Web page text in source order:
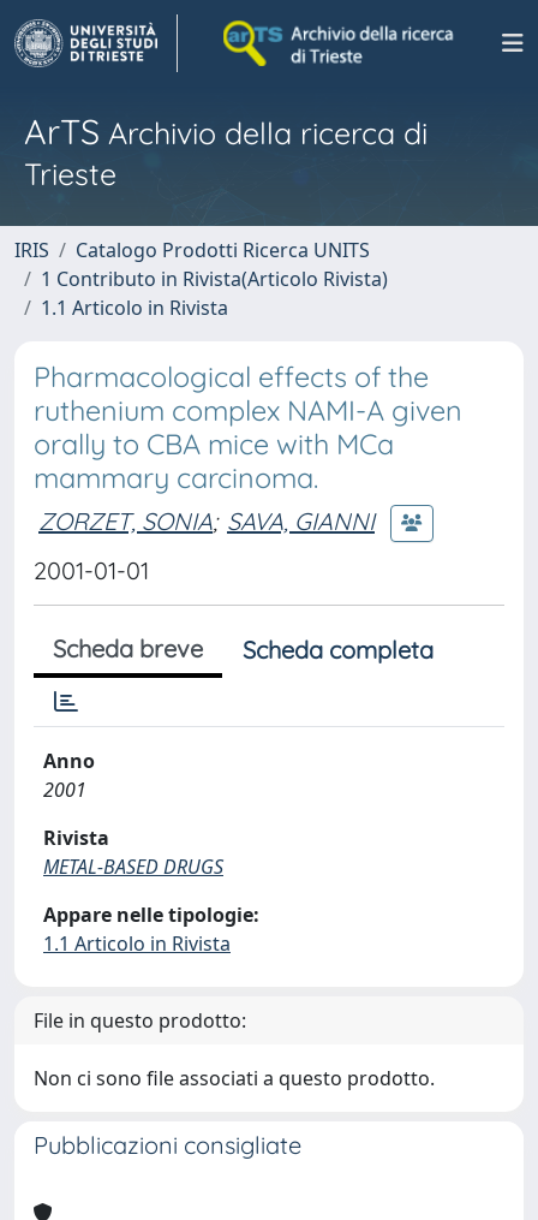
ArTS Archivio della ricerca di
Trieste
IRIS
Catalogo Prodotti Ricerca UNITS
1 Contributo in Rivista(Articolo Rivista)
1.1 Articolo in Rivista
Pharmacological effects of the
ruthenium complex NAMI-A given
orally to CBA mice with MCa
mammary carcinoma.
ZORZET, SONIA; SAVA, GIANNI
2001-01-01
Scheda breve Scheda completa
Anno
2001
Rivista
METAL-BASED DRUGS
Appare nelle tipologie:
1.1 Articolo in Rivista
File in questo prodotto:
Non ci sono file associati a questo prodotto.
Pubblicazioni consigliate